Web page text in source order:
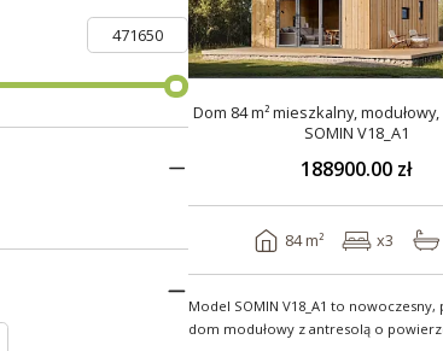
Dom 84 m² mieszkalny, modułowy,
SOMIN V18_A1
188900.00 zł
84 m² x3
Model SOMIN V18_A1 to
dom modułowy z antresolą o